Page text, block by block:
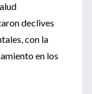
declives
con la
en los